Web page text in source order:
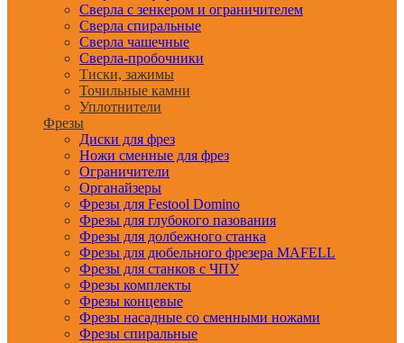
Сверла с зенкером и ограничителем
Сверла спиральные
Сверла чашечные
Сверла-пробочники
Тиски, зажимы
Точильные камни
Уплотнители
Фрезы
Диски для фрез
Ножи сменные для фрез
Ограничители
Органайзеры
Фрезы для Festool Domino
Фрезы для глубокого пазования
Фрезы для долбежного станка
Фрезы для дюбельного фрезера MAFELL
Фрезы для станков с ЧПУ
Фрезы комплекты
Фрезы концевые
Фрезы насадные со сменными ножами
Фрезы спиральные